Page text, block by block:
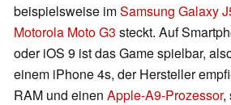
beispielsweise imSamsung Galaxy
Motorola Moto G3 steckt. Auf
oder iOS 9 ist das Game spielbar,
einem iPhone 4s, der Hersteller
RAM und einen Apple-A9-Prozessor,